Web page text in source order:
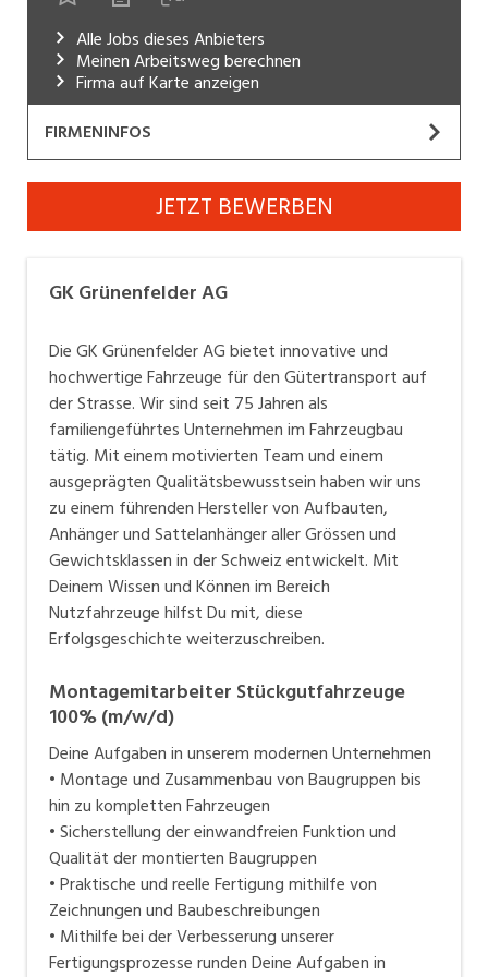
Industrie, Maschinenbau, Anlagenbau,
Produktion
Informatik, Telekommunikation
Kaufm. Berufe, Kundendienst, Verwaltung
Körperpflege, Wellness
Marketing, Kommunikation, Medien, Druck
Verkauf, Handel, Kundenberatung,
Aussendienst
Sicherheit, Rettung, Polizei, Zoll
Alle Jobs dieses Anbieters
Meinen Arbeitsweg berechnen
Firma auf Karte anzeigen
FIRMENINFOS
GK Grünenfelder AG
Website
Die GK Grünenfelder AG bietet innovative und
der Strasse. Wir sind seit 75 Jahren als
familiengeführtes Unternehmen im Fahrzeugbau tätig.
Mit einem motivierten Team und einem ausgeprägten
Qualitätsbewusstsein haben wir uns zu einem
führenden Hersteller von Aufbauten, Anhänger und
Sattelanhänger aller Grössen und Gewichtsklassen in
der Schweiz entwickelt.
JETZT BEWERBEN
GK Grünenfelder AG
Die GK Grünenfelder AG bietet innovative und
hochwertige Fahrzeuge für den Gütertransport auf
der Strasse. Wir sind seit 75 Jahren als
familiengeführtes Unternehmen im Fahrzeugbau
tätig. Mit einem motivierten Team und einem
ausgeprägten Qualitätsbewusstsein haben wir uns
zu einem führenden Hersteller von Aufbauten,
Anhänger und Sattelanhänger aller Grössen und
Gewichtsklassen in der Schweiz entwickelt. Mit
Deinem Wissen und Können im Bereich
Nutzfahrzeuge hilfst Du mit, diese
Erfolgsgeschichte weiterzuschreiben.
Montagemitarbeiter Stückgutfahrzeuge
100% (m/w/d)
Deine Aufgaben in unserem modernen Unternehmen
• Montage und Zusammenbau von Baugruppen bis
hin zu kompletten Fahrzeugen
• Sicherstellung der einwandfreien Funktion und
Qualität der montierten Baugruppen
• Praktische und reelle Fertigung mithilfe von
Zeichnungen und Baubeschreibungen
• Mithilfe bei der Verbesserung unserer
Fertigungsprozesse runden Deine Aufgaben in